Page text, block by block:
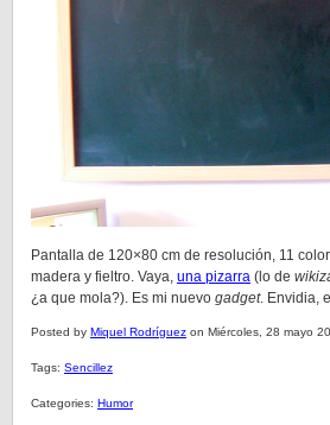
Pantalla de 120×80 cm de resolución, 11
madera y fieltro. Vaya, una pizarra (lo de
¿a que mola?). Es mi nuevo gadget. Envidia,
Posted by Miquel Rodríguez on Miércoles, 28 mayo
Tags: Sencillez
Categories: Humor